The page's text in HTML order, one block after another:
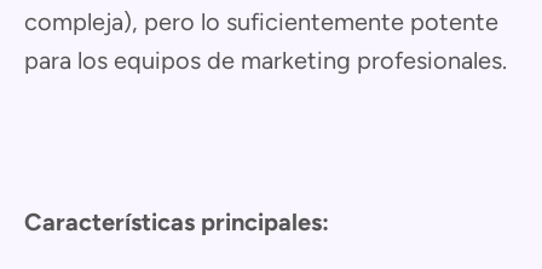
compleja), pero lo suficientemente potente
para los equipos de marketing profesionales.
Características principales: